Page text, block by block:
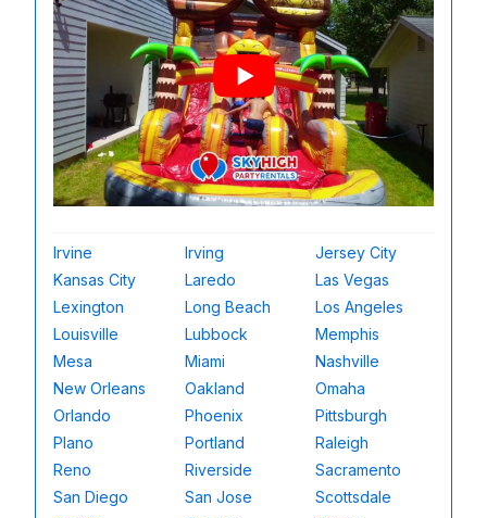
Irvine Irving
Jersey City
Kansas City
Laredo
Las Vegas
Lexington
Long Beach
Los Angeles
Louisville
Lubbock
Memphis
Mesa
Miami
Nashville
New Orleans
Oakland
Omaha
Orlando
Phoenix
Pittsburgh
Plano
Portland
Raleigh
Reno
Riverside
Sacramento
San Diego
San Jose
Scottsdale